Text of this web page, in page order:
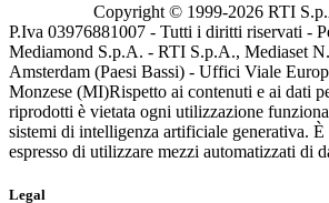
Copyright © 1999-2026 RTI
P.Iva 03976881007 - Tutti i diritti riservati -
Mediamond S.p.A. - RTI S.p.A., Mediaset
Amsterdam (Paesi Bassi) - Uffici Viale
Monzese (MI)Rispetto ai contenuti e ai dati
riprodotti è vietata ogni utilizzazione
sistemi di intelligenza artificiale generativa.
espresso di utilizzare mezzi automatizzati di
Legal